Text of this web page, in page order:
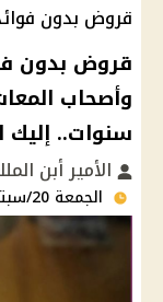
قروض بدون
قروض بدون
سنوات.. إليك
الأمير أبن
الجمعة 20/سبتمبر/2024 - 11:47 م